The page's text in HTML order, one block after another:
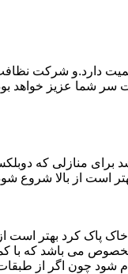
شرکت نظافت
شما عزیز خواهد
منازلی که
است از بالا
و خاک پاک کرد
مخصوص می باشد که
شود چون اگر از